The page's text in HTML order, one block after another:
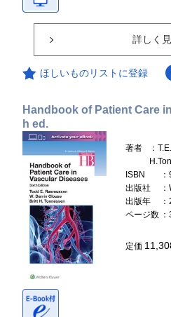
詳しく
ほしいものリストに登録
Handbook of Patient Care
h ed.
著者
：
ISBN
出版社
出版年
ページ数
定価